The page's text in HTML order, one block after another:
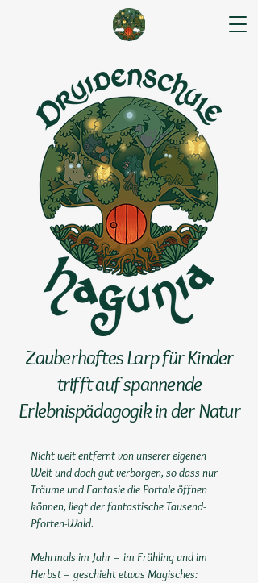
Zauberhaftes Larp für Kinder
trifft auf spannende
Erlebnispädagogik in der Natur
Nicht weit entfernt von unserer eigenen
Welt und doch gut verborgen, so dass nur
Träume und Fantasie die Portale öffnen
können, liegt der fantastische Tausend-
Pforten-Wald.
Mehrmals im Jahr – im Frühling und im
Herbst – geschieht etwas Magisches: